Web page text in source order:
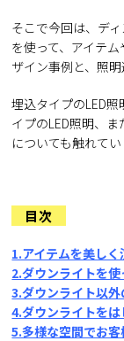
そこで今回は、デ
を使って、アイテ
ザイン事例と、照
埋込タイプのLED
イプのLED照明、
についても触れて
目次
1.アイテムを美し
2.ダウンライトを
3.ダウンライト以
4.ダウンライトを
5.多様な空間でお